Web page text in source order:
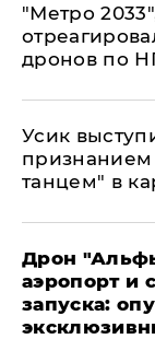
"Метро
дронов по
Усик
танцем" в
Дрон
аэропорт и
запуска: